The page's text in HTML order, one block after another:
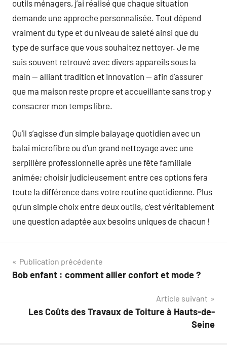
outils ménagers, j’ai réalisé que chaque situation
demande une approche personnalisée. Tout dépend
vraiment du type et du niveau de saleté ainsi que du
type de surface que vous souhaitez nettoyer. Je me
suis souvent retrouvé avec divers appareils sous la
main — alliant tradition et innovation — afin d’assurer
que ma maison reste propre et accueillante sans trop y
consacrer mon temps libre.
Qu’il s’agisse d’un simple balayage quotidien avec un
balai microfibre ou d’un grand nettoyage avec une
serpillère professionnelle après une fête familiale
animée; choisir judicieusement entre ces options fera
toute la différence dans votre routine quotidienne. Plus
qu’un simple choix entre deux outils, c’est véritablement
une question adaptée aux besoins uniques de chacun !
Navigation
de
Publication précédente
Bob enfant : comment allier confort et mode ?
Article suivant
Les Coûts des Travaux de Toiture à Hauts-de-
Seine